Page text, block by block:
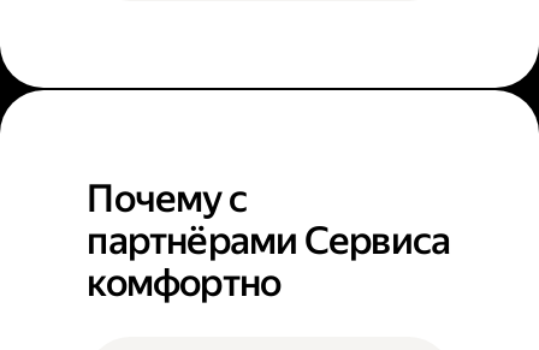
Почему с
партнёрами Сервиса
комфортно